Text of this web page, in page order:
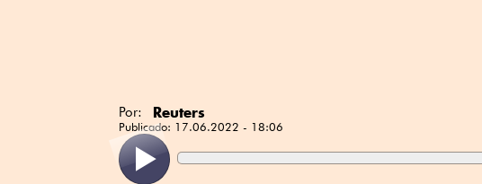
Por: Reuters
Publicado: 17.06.2022 - 18:06